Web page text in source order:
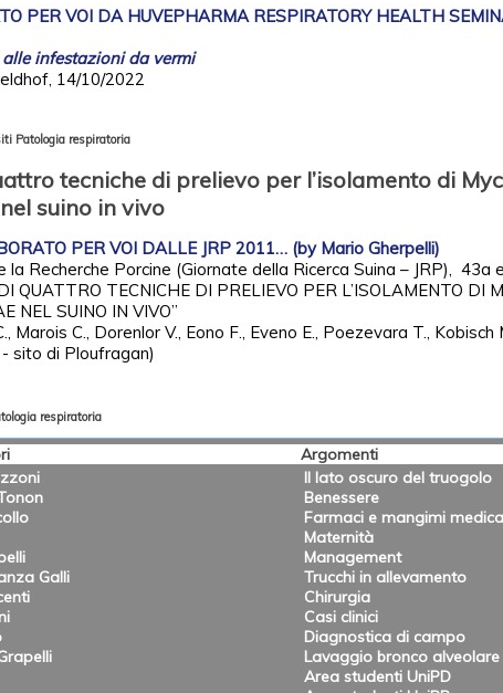
PER VOI DA HUVEPHARMA RESPIRATORY HEALTH
infestazioni da vermi
14/10/2022
Patologia respiratoria
tecniche di prelievo per l’isolamento di
suino in vivo
PER VOI DALLE JRP 2011… (by Mario Gherpelli)
la Recherche Porcine (Giornate della Ricerca Suina – JRP), 43a
QUATTRO TECNICHE DI PRELIEVO PER L’ISOLAMENTO DI
NEL SUINO IN VIVO”
Marois C., Dorenlor V., Eono F., Eveno E., Poezevara T., Kobisch
sito di Ploufragan)
respiratoria
Galli
Argomenti
Il lato oscuro del truogolo
Benessere
Farmaci e mangimi
Maternità
Management
Trucchi in allevamento
Chirurgia
Casi clinici
Diagnostica di campo
Lavaggio bronco alveolare
Area studenti UniPD